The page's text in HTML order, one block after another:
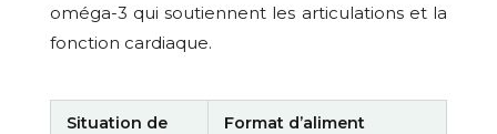
oméga-3 qui soutiennent les articulations et la
fonction cardiaque.
Situation de
Format d’aliment